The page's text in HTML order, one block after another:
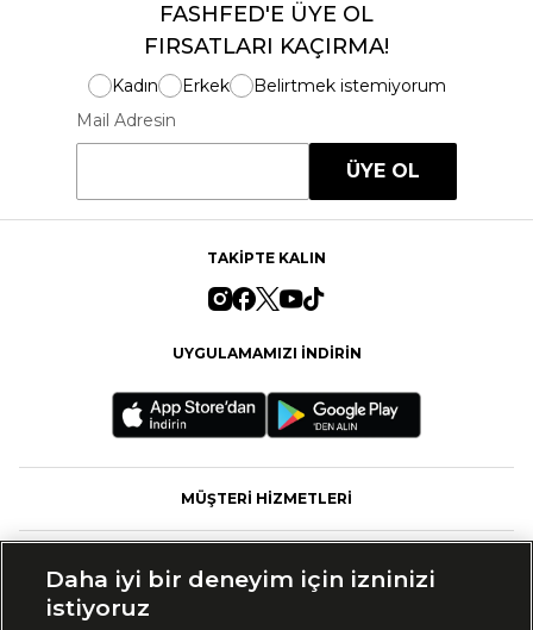
FASHFED'E ÜYE OL
FIRSATLARI KAÇIRMA!
Kadın Erkek
Belirtmek istemiyorum
Mail Adresin
ÜYE OL
TAKİPTE KALIN
UYGULAMAMIZI İNDİRİN
MÜŞTERİ HİZMETLERİ
Daha iyi bir deneyim için izninizi
istiyoruz